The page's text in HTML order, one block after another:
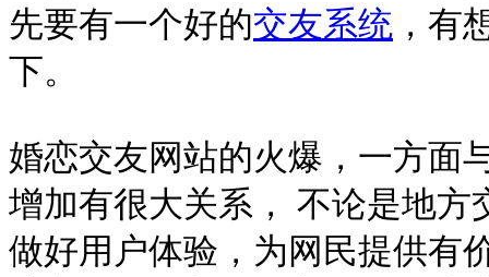
先要有一个好的交友系统 ，有
下。
婚恋交友网站的火爆，一方面
增加有很大关系， 不论是地
做好用户体验，为网民提供有